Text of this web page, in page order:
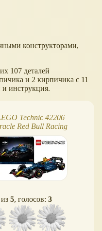
конструкторами,
107 деталей
и 2 кирпичика с 11
инструкция.
Technic 42206
Red Bull Racing
RB20 F1
из 5, голосов: 3